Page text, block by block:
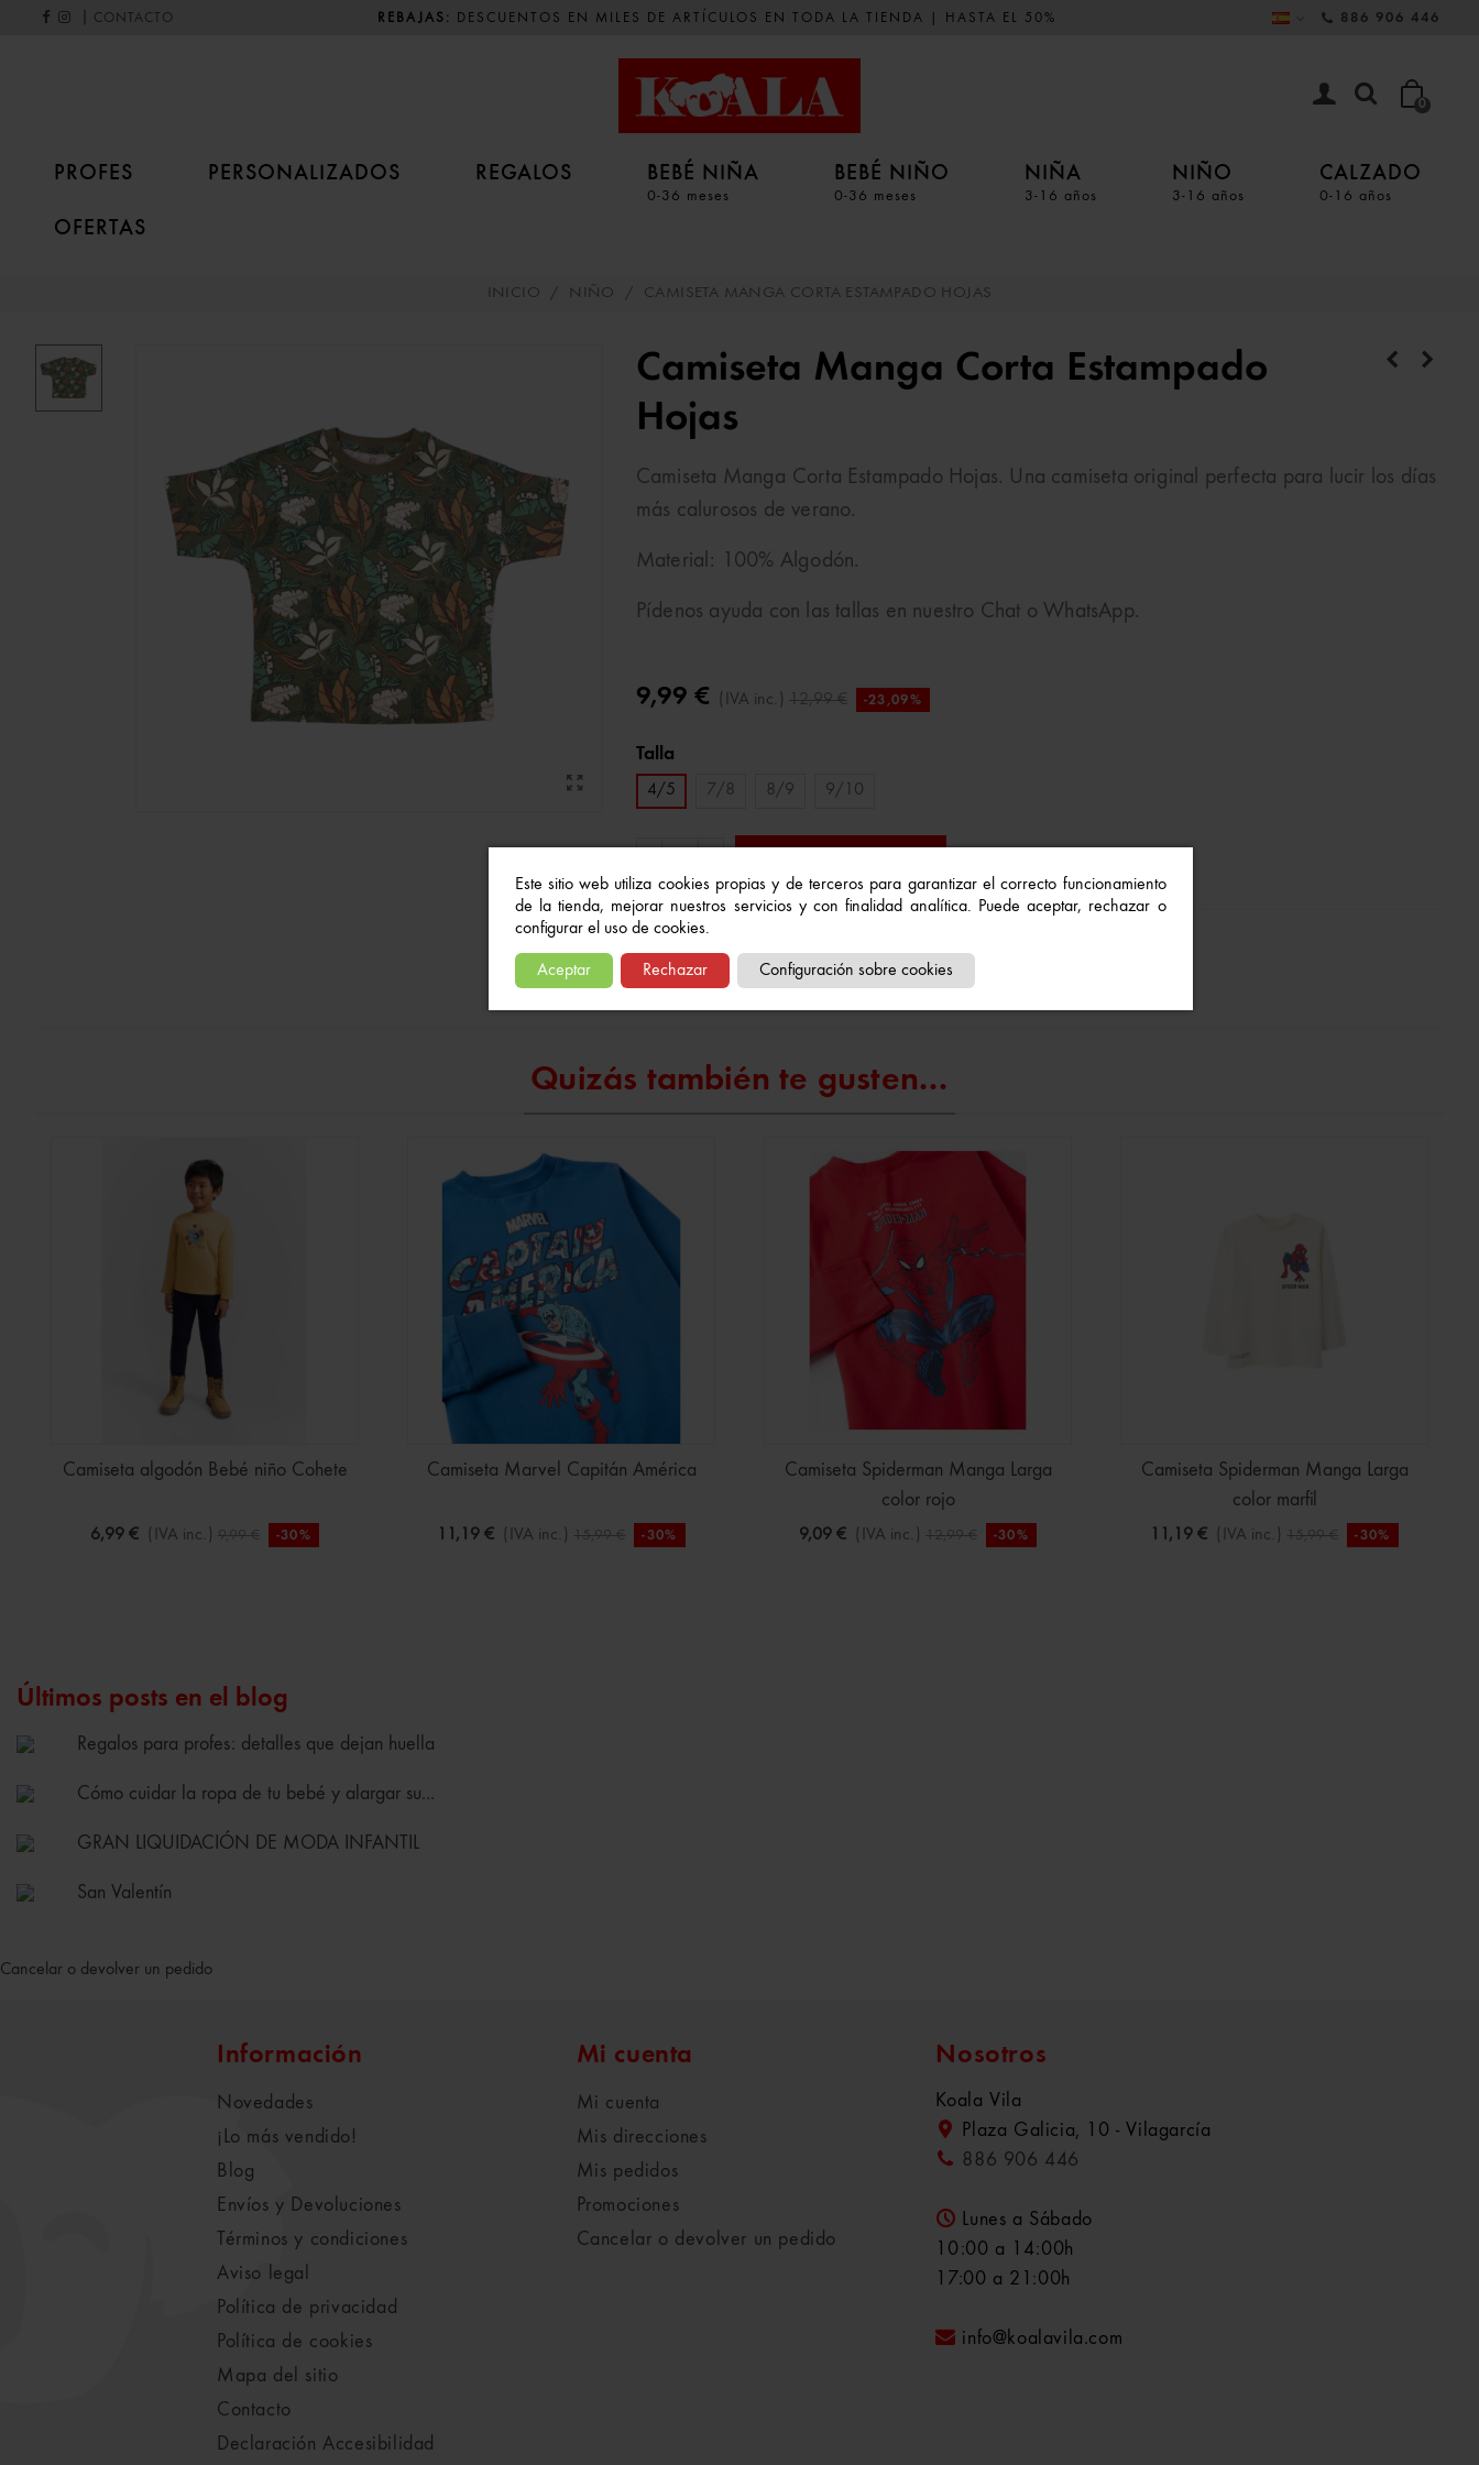
Este sitio web utiliza cookies propias y de terceros para garantizar el correcto funcionamiento
de la tienda, mejorar nuestros servicios y con finalidad analítica. Puede aceptar, rechazar o
configurar el uso de cookies.
Aceptar Rechazar Configuración sobre cookies
CONTACTO REBAJAS: DESCUENTOS EN MILES DE ARTÍCULOS EN TODA LA TIENDA | HASTA EL 50% 886 906 446
0
PROFES PERSONALIZADOS REGALOS BEBÉ NIÑA
0-36 meses
BEBÉ NIÑO
0-36 meses
NIÑA
3-16 años
NIÑO
3-16 años
CALZADO
0-16 años
OFERTAS
INICIO / NIÑO / CAMISETA MANGA CORTA ESTAMPADO HOJAS
Camiseta Manga Corta Estampado
Hojas
Camiseta Manga Corta Estampado Hojas. Una camiseta original perfecta para lucir los días
más calurosos de verano.
Material: 100% Algodón.
Pídenos ayuda con las tallas en nuestro Chat o WhatsApp.
9,99 € (IVA inc.) 12,99 € -23,09%
Talla
4/5 7/8 8/9 9/10
Referencia:
A Lista De Deseos
Quizás también te gusten...
Camiseta algodón Bebé niño Cohete
6,99 € (IVA inc.) 9,99 € -30%
Camiseta Marvel Capitán América
11,19 € (IVA inc.) 15,99 € -30%
Camiseta Spiderman Manga Larga
color rojo
9,09 € (IVA inc.) 12,99 € -30%
Camiseta Spiderman Manga Larga
color marfil
11,19 € (IVA inc.) 15,99 € -30%
Últimos posts en el blog
Regalos para profes: detalles que dejan huella
Cómo cuidar la ropa de tu bebé y alargar su...
GRAN LIQUIDACIÓN DE MODA INFANTIL
San Valentín
Cancelar o devolver un pedido
Información
Novedades
¡Lo más vendido!
Blog
Envíos y Devoluciones
Términos y condiciones
Aviso legal
Política de privacidad
Política de cookies
Mapa del sitio
Contacto
Declaración Accesibilidad
Mi cuenta
Mi cuenta
Mis direcciones
Mis pedidos
Promociones
Cancelar o devolver un pedido
Nosotros
Koala Vila
Plaza Galicia, 10 - Vilagarcía
886 906 446
Lunes a Sábado
10:00 a 14:00h
17:00 a 21:00h
info@koalavila.com